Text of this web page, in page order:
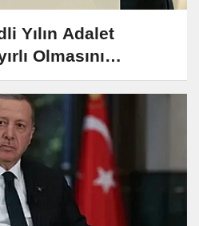
Yılın Adalet
Olmasını